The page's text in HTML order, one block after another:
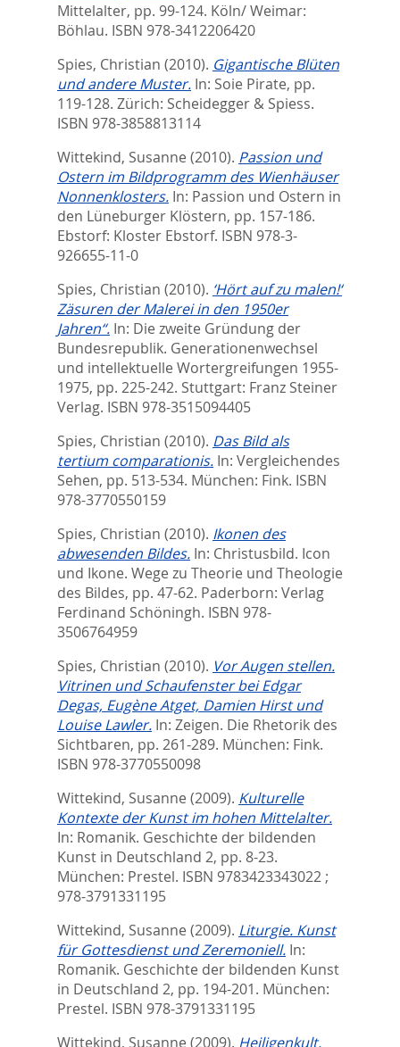
Mittelalter, pp. 99-124. Köln/ Weimar:
Böhlau. ISBN 978-3412206420
Spies, Christian (2010). Gigantische Blüten
und andere Muster. In: Soie Pirate, pp.
119-128. Zürich: Scheidegger & Spiess.
ISBN 978-3858813114
Wittekind, Susanne (2010). Passion und
Ostern im Bildprogramm des Wienhäuser
Nonnenklosters. In: Passion und Ostern in
den Lüneburger Klöstern, pp. 157-186.
Ebstorf: Kloster Ebstorf. ISBN 978-3-
926655-11-0
Spies, Christian (2010). ‘Hört auf zu malen!‘
Zäsuren der Malerei in den 1950er
Jahren“. In: Die zweite Gründung der
Bundesrepublik. Generationenwechsel
und intellektuelle Wortergreifungen 1955-
1975, pp. 225-242. Stuttgart: Franz Steiner
Verlag. ISBN 978-3515094405
Spies, Christian (2010). Das Bild als
tertium comparationis. In: Vergleichendes
Sehen, pp. 513-534. München: Fink. ISBN
978-3770550159
Spies, Christian (2010). Ikonen des
abwesenden Bildes. In: Christusbild. Icon
und Ikone. Wege zu Theorie und Theologie
des Bildes, pp. 47-62. Paderborn: Verlag
Ferdinand Schöningh. ISBN 978-
3506764959
Spies, Christian (2010). Vor Augen stellen.
Vitrinen und Schaufenster bei Edgar
Degas, Eugène Atget, Damien Hirst und
Louise Lawler. In: Zeigen. Die Rhetorik des
Sichtbaren, pp. 261-289. München: Fink.
ISBN 978-3770550098
Wittekind, Susanne (2009). Kulturelle
Kontexte der Kunst im hohen Mittelalter.
In: Romanik. Geschichte der bildenden
Kunst in Deutschland 2, pp. 8-23.
München: Prestel. ISBN 9783423343022 ;
978-3791331195
Wittekind, Susanne (2009). Liturgie. Kunst
für Gottesdienst und Zeremoniell. In:
Romanik. Geschichte der bildenden Kunst
in Deutschland 2, pp. 194-201. München:
Prestel. ISBN ‎978-3791331195
Wittekind, Susanne (2009). Heiligenkult.